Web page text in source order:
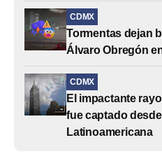
CDMX
Tormentas dejan
Álvaro Obregón
CDMX
El impactante
fue captado
Latinoamericana